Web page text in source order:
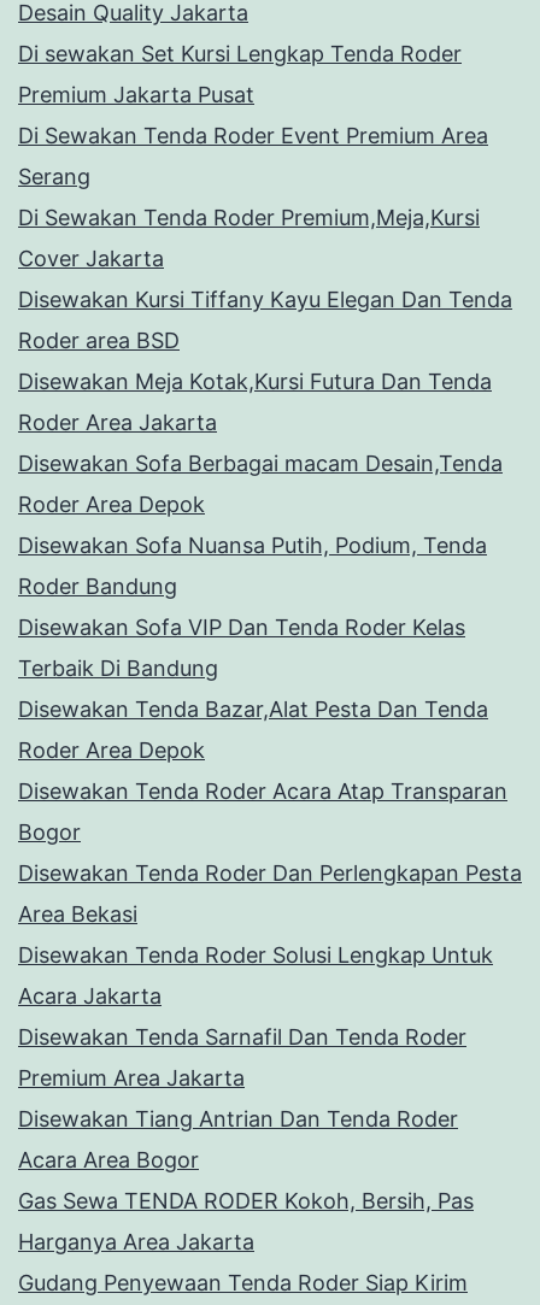
Desain Quality Jakarta
Di sewakan Set Kursi Lengkap Tenda Roder
Premium Jakarta Pusat
Di Sewakan Tenda Roder Event Premium Area
Serang
Di Sewakan Tenda Roder Premium,Meja,Kursi
Cover Jakarta
Disewakan Kursi Tiffany Kayu Elegan Dan Tenda
Roder area BSD
Disewakan Meja Kotak,Kursi Futura Dan Tenda
Roder Area Jakarta
Disewakan Sofa Berbagai macam Desain,Tenda
Roder Area Depok
Disewakan Sofa Nuansa Putih, Podium, Tenda
Roder Bandung
Disewakan Sofa VIP Dan Tenda Roder Kelas
Terbaik Di Bandung
Disewakan Tenda Bazar,Alat Pesta Dan Tenda
Roder Area Depok
Disewakan Tenda Roder Acara Atap Transparan
Bogor
Disewakan Tenda Roder Dan Perlengkapan Pesta
Area Bekasi
Disewakan Tenda Roder Solusi Lengkap Untuk
Acara Jakarta
Disewakan Tenda Sarnafil Dan Tenda Roder
Premium Area Jakarta
Disewakan Tiang Antrian Dan Tenda Roder
Acara Area Bogor
Gas Sewa TENDA RODER Kokoh, Bersih, Pas
Harganya Area Jakarta
Gudang Penyewaan Tenda Roder Siap Kirim